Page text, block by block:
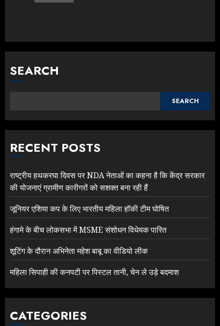
SEARCH
SEARCH
RECENT POSTS
राष्ट्रीय हथकरघा दिवस पर NDA नेताओं का कहना है कि केंद्र सरकार
की योजनाएं ग्रामीण कारीगरों को सशक्त बना रही हैं
जूनियर एशिया कप के लिए भारतीय महिला हॉकी टीम घोषित
हंगामे के बीच लोकसभा में MSME संशोधन विधेयक पारित
शूटिंग के दौरान अभिनेता महेश बाबू का वीडियो लीक
महिला सिपाही की कनपटी पर पिस्टल तानी, चेन ले उड़े बदमाश
CATEGORIES